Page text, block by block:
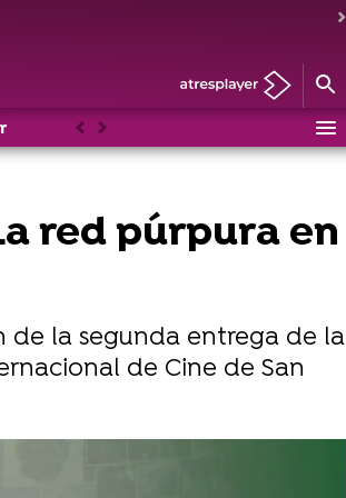
AnteriorSiguiente
red púrpura en
de la segunda entrega de la
de Cine de San